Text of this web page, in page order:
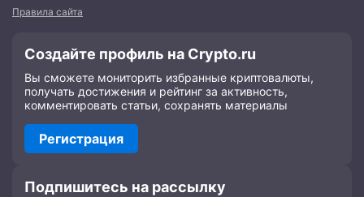
Правила сайта
Создайте профиль на Crypto.ru
Вы сможете мониторить избранные криптовалюты,
получать достижения и рейтинг за активность,
комментировать статьи, сохранять материалы
Регистрация
Подпишитесь на рассылку